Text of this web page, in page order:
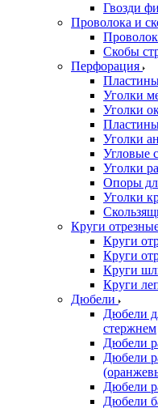
Гвозди
Проволока и
Скобы
Перфорация
Уголки
Уголки
Уголки
Угловые
Уголки
Опоры
Уголки
Круги
Круги
Круги
Круги
Круги
Дюбели
Дюбели
стержнем
Дюбели
Дюбели
Дюбели
Дюбели